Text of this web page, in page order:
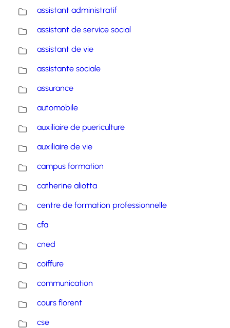
assistant administratif
assistant de service social
assistant de vie
assistante sociale
assurance
automobile
auxiliaire de puericulture
auxiliaire de vie
campus formation
catherine aliotta
centre de formation professionnelle
cfa
cned
coiffure
communication
cours florent
cse